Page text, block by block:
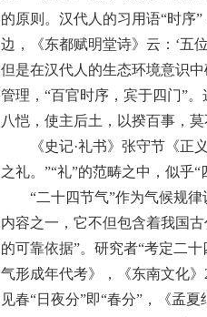
的原则。汉代人的习用语“时序
边，《东都赋明堂诗》云：‘五
但是在汉代人的生态环境意识
管理，“百官时序，宾于四门”
八恺，使主后土，以揆百事，
《史记·礼书》张守节《
之礼。”“礼”的范畴之中，似乎
“二十四节气”作为气候规
内容之一，它不但包含着我国
的可靠依据”。研究者“考定二
气形成年代考》，《东南文化
见春“日夜分”即“春分”，《孟